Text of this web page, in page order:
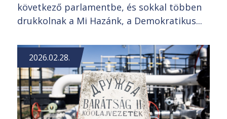
következő parlamentbe, és sokkal többen
drukkolnak a Mi Hazánk, a Demokratikus...
2026.02.28.